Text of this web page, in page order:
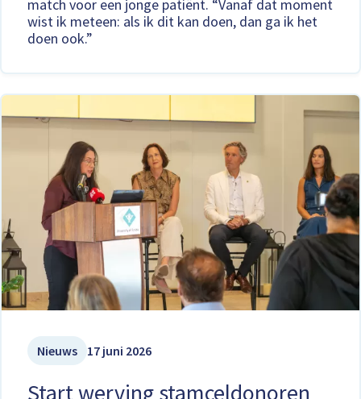
match voor een jonge patiënt. “Vanaf dat moment
wist ik meteen: als ik dit kan doen, dan ga ik het
doen ook.”
Nieuws 17 juni 2026
Start werving stamceldonoren